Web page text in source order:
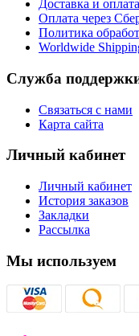
Доставка и оплата
Оплата через
Политика
Worldwide
Служба
Связаться с нами
Карта сайта
Личный кабинет
Личный кабинет
История заказов
Закладки
Рассылка
Мы используем